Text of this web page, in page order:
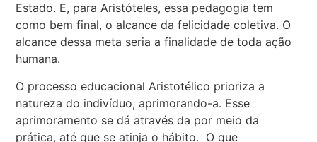
Estado. E, para Aristóteles, essa pedagogia tem
como bem final, o alcance da felicidade coletiva. O
alcance dessa meta seria a finalidade de toda ação
humana.
O processo educacional Aristotélico prioriza a
natureza do indivíduo, aprimorando-a. Esse
aprimoramento se dá através da por meio da
prática, até que se atinja o hábito. O que